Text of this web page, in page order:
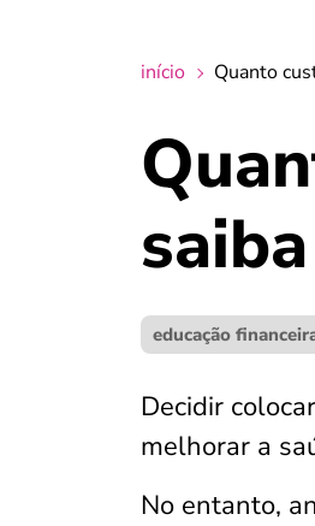
início Quanto
educação
Decidir
melhorar a
No entanto,